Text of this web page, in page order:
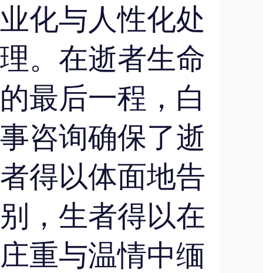
业化与人性化处
理。在逝者生命
的最后一程，白
事咨询确保了逝
者得以体面地告
别，生者得以在
庄重与温情中缅